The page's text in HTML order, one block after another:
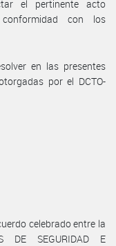
el pertinente acto
con los
en las presentes
por el DCTO-
celebrado entre la
DE SEGURIDAD E